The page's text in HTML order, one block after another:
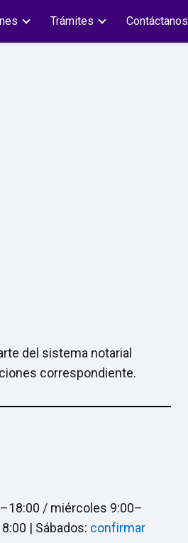
Trámites Contáctanos
del sistema notarial
correspondiente.
/ miércoles 9:00–
| Sábados: confirmar